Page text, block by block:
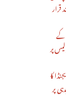
قرار
کے
پر
کا
پر